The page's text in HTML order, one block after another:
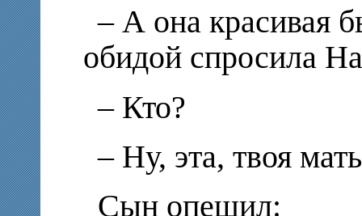
– А она красивая
обидой спросила
– Кто?
– Ну, эта, твоя
Сын опешил: